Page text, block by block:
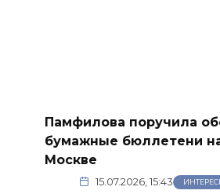
Памфилова поручила
бумажные бюллетени
Москве
15.07.2026, 15:43